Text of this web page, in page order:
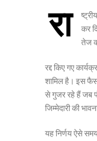
रा
कर
तेज
रद्द किए गए
शामिल है। इस
से गुजर रहे हैं जब
जिम्मेदारी की
यह निर्णय ऐसे